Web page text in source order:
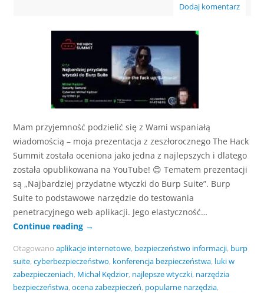
Dodaj komentarz
Mam przyjemność podzielić się z Wami wspaniałą
wiadomością – moja prezentacja z zeszłorocznego The Hack
Summit została oceniona jako jedna z najlepszych i dlatego
została opublikowana na YouTube! 😊 Tematem prezentacji
są „Najbardziej przydatne wtyczki do Burp Suite”. Burp
Suite to podstawowe narzędzie do testowania
penetracyjnego web aplikacji. Jego elastyczność…
Continue reading →
Otagowano aplikacje internetowe, bezpieczeństwo informacji, burp
suite,cyberbezpieczeństwo, konferencja bezpieczeństwa, luki w
zabezpieczeniach, Michał Kędzior, najlepsze wtyczki, narzędzia
bezpieczeństwa,ocena zabezpieczeń, popularne narzędzia,